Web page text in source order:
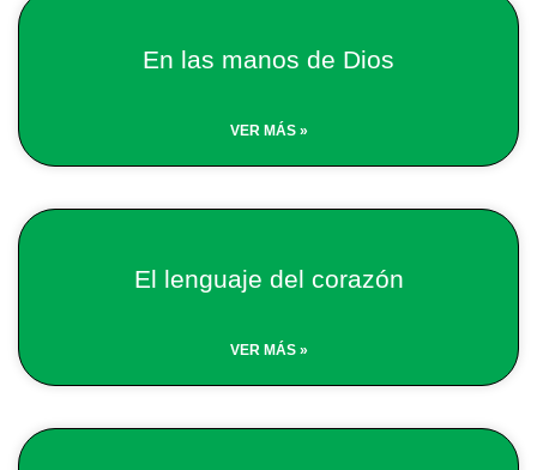
En las manos de Dios
VER MÁS »
El lenguaje del corazón
VER MÁS »